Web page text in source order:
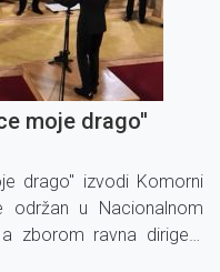
moje drago''
drago'' izvodi Komorni
održan u Nacionalnom
zborom ravna dirigent